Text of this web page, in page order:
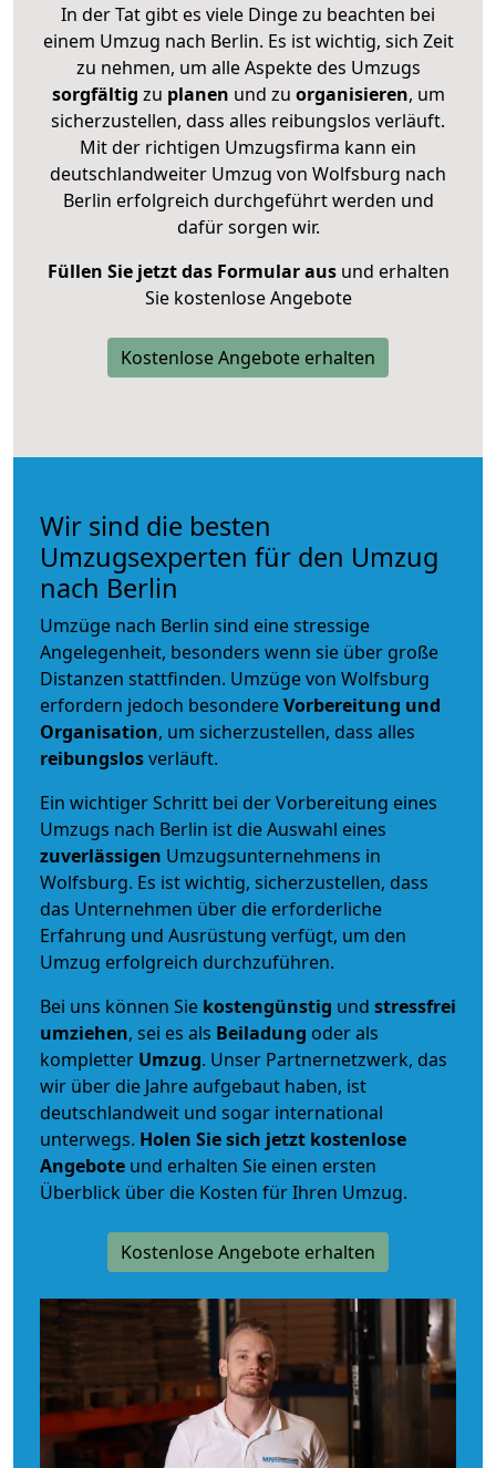
In der Tat gibt es viele Dinge zu beachten bei
einem Umzug nach Berlin. Es ist wichtig, sich Zeit
zu nehmen, um alle Aspekte des Umzugs
sorgfältig zu planen und zu organisieren, um
sicherzustellen, dass alles reibungslos verläuft.
Mit der richtigen Umzugsfirma kann ein
deutschlandweiter Umzug von Wolfsburg nach
Berlin erfolgreich durchgeführt werden und
dafür sorgen wir.
Füllen Sie jetzt das Formular ausund erhalten
Sie kostenlose Angebote
Kostenlose Angebote erhalten
Wir sind die besten
Umzugsexperten für den Umzug
nach Berlin
Umzüge nach Berlin sind eine stressige
Angelegenheit, besonders wenn sie über große
Distanzen stattfinden. Umzüge von Wolfsburg
erfordern jedoch besondereVorbereitung und
Organisation, um sicherzustellen, dass alles
reibungslosverläuft.
Ein wichtiger Schritt bei der Vorbereitung eines
Umzugs nach Berlin ist die Auswahl eines
zuverlässigen Umzugsunternehmens in
Wolfsburg. Es ist wichtig, sicherzustellen, dass
das Unternehmen über die erforderliche
Erfahrung und Ausrüstung verfügt, um den
Umzug erfolgreich durchzuführen.
Bei uns können Sie kostengünstig und stressfrei
umziehen, sei es als Beiladung oder als
kompletter Umzug. Unser Partnernetzwerk, das
wir über die Jahre aufgebaut haben, ist
deutschlandweit und sogar international
unterwegs. Holen Sie sich jetzt kostenlose
Angebote und erhalten Sie einen ersten
Überblick über die Kosten für Ihren Umzug.
Kostenlose Angebote erhalten